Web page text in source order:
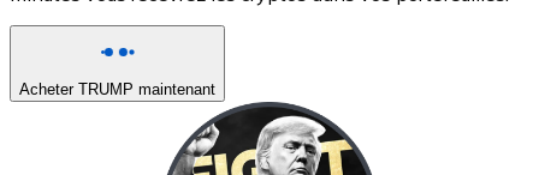
Acheter TRUMP maintenant